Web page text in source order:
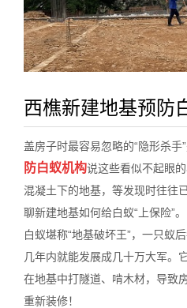
西樵新建地基预防
盖房子时最容易忽略的“隐形杀手
防白蚁机构说这些看似不起眼
混凝土下的地基，等发现时往往
聊新建地基如何给白蚁“上保险”。
白蚁堪称“地基破坏王”，一只蚁
几年内就能发展成几十万大军。
在地基中打隧道、啃木材，导致
重新装修！